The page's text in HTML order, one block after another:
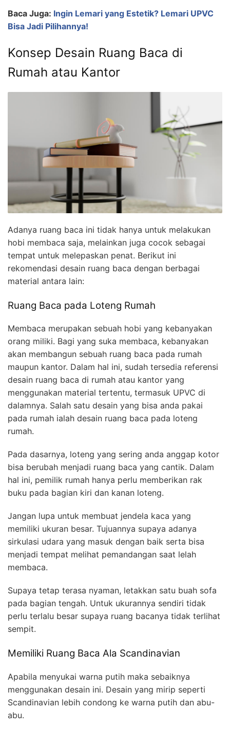
Baca Juga: Ingin Lemari yang Estetik? Lemari UPVC
Bisa Jadi Pilihannya!
Konsep Desain Ruang Baca di
Rumah atau Kantor
Adanya ruang baca ini tidak hanya untuk melakukan
hobi membaca saja, melainkan juga cocok sebagai
tempat untuk melepaskan penat. Berikut ini
rekomendasi desain ruang baca dengan berbagai
material antara lain:
Ruang Baca pada Loteng Rumah
Membaca merupakan sebuah hobi yang kebanyakan
orang miliki. Bagi yang suka membaca, kebanyakan
akan membangun sebuah ruang baca pada rumah
maupun kantor. Dalam hal ini, sudah tersedia referensi
desain ruang baca di rumah atau kantor yang
menggunakan material tertentu, termasuk UPVC di
dalamnya. Salah satu desain yang bisa anda pakai
pada rumah ialah desain ruang baca pada loteng
rumah.
Pada dasarnya, loteng yang sering anda anggap kotor
bisa berubah menjadi ruang baca yang cantik. Dalam
hal ini, pemilik rumah hanya perlu memberikan rak
buku pada bagian kiri dan kanan loteng.
Jangan lupa untuk membuat jendela kaca yang
memiliki ukuran besar. Tujuannya supaya adanya
sirkulasi udara yang masuk dengan baik serta bisa
menjadi tempat melihat pemandangan saat lelah
membaca.
Supaya tetap terasa nyaman, letakkan satu buah sofa
pada bagian tengah. Untuk ukurannya sendiri tidak
perlu terlalu besar supaya ruang bacanya tidak terlihat
sempit.
Memiliki Ruang Baca Ala Scandinavian
Apabila menyukai warna putih maka sebaiknya
menggunakan desain ini. Desain yang mirip seperti
Scandinavian lebih condong ke warna putih dan abu-
abu.